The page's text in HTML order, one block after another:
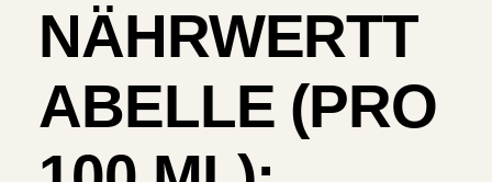
NÄHRWERTT
ABELLE (PRO